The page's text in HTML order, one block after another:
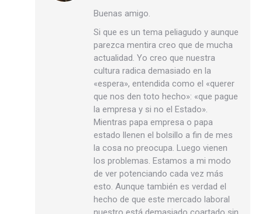
Buenas amigo.
Si que es un tema peliagudo y aunque
parezca mentira creo que de mucha
actualidad. Yo creo que nuestra
cultura radica demasiado en la
«espera», entendida como el «querer
que nos den toto hecho»: «que pague
la empresa y si no el Estado».
Mientras papa empresa o papa
estado llenen el bolsillo a fin de mes
la cosa no preocupa. Luego vienen
los problemas. Estamos a mi modo
de ver potenciando cada vez más
esto. Aunque también es verdad el
hecho de que este mercado laboral